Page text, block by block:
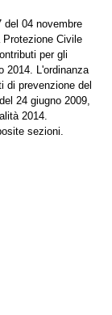
04 novembre
Protezione Civile
per gli
2014. L'ordinanza
di prevenzione del
24 giugno 2009,
2014.
sezioni.